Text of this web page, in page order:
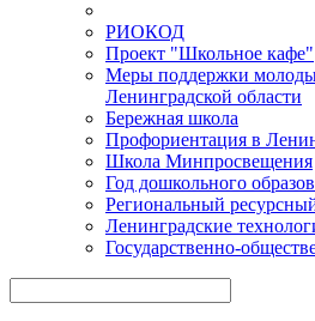
РИОКОД
Проект "Школьное кафе"
Меры поддержки
Ленинградской области
Бережная школа
Профориентация в
Школа Минпросвещения
Год дошкольного
Региональный
Ленинградские
Государственно-